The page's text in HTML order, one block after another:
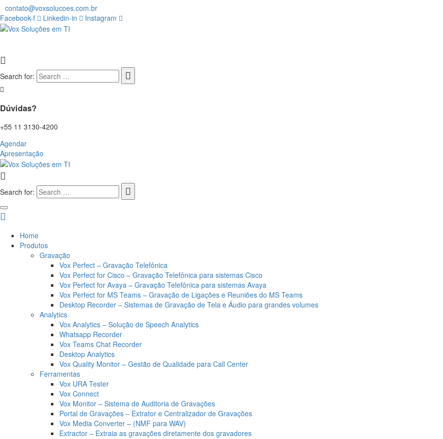
contato@voxsolucoes.com.br
Facebook-f
Linkedin-in Instagram
Search for:
Dúvidas?
+55 11 3130-4200
Agendar
Apresentação
Search for:
Home
Produtos
Gravação
Vox Perfect – Gravação Telefônica
Vox Perfect for Cisco – Gravação Telefônica para sistemas Cisco
Vox Perfect for Avaya – Gravação Telefônica para sistemas Avaya
Vox Perfect for MS Teams – Gravação de Ligações e Reuniões do MS Teams
Desktop Recorder – Sistemas de Gravação de Tela e Áudio para grandes volumes
Analytics
Vox Analytics – Solução de Speech Analytics
Whatsapp Recorder
Vox Teams Chat Recorder
Desktop Analytics
Vox Quality Monitor – Gestão de Qualidade para Call Center
Ferramentas
Vox URA Tester
Vox Connect
Vox Monitor – Sistema de Auditoria de Gravações
Portal de Gravações – Extrator e Centralizador de Gravações
Vox Media Converter – (NMF para WAV)
Extractor – Extraia as gravações diretamente dos gravadores